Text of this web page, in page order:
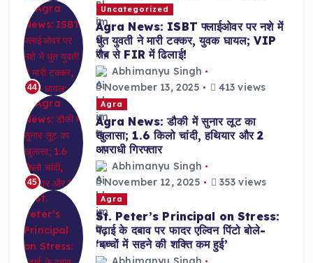
44
Uncategorized
Agra News: ISBT फ्लाईओवर पर नशे में
धुत युवती ने मारी टक्कर, युवक घायल; VIP
रौब से FIR में ढिलाई!
Abhimanyu Singh
November 13, 2025
413 views
45
Agra
Agra News: डौकी में सुनार लूट का
खुलासा; 1.6 किलो चांदी, हथियार और 2
अपराधी गिरफ्तार
Abhimanyu Singh
November 12, 2025
353 views
Agra
St. Peter’s Principal on Stress:
पढ़ाई के दबाव पर फादर एल्विन पिंटो बोले-
‘बच्चों में सहने की शक्ति कम हुई’